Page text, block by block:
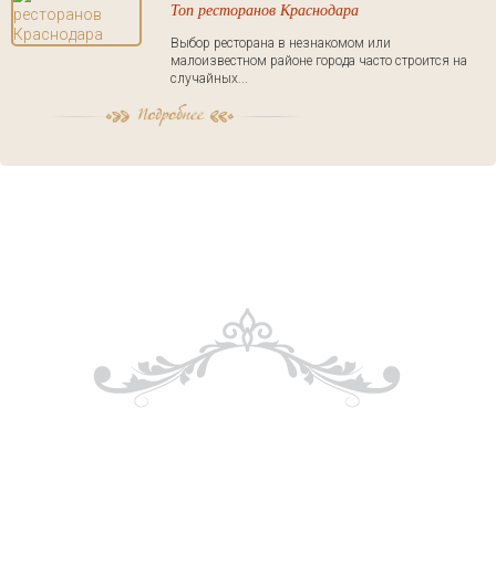
Топ ресторанов Краснодара
Выбор ресторана в незнакомом или
малоизвестном районе города часто строится на
случайных...